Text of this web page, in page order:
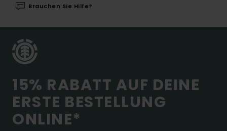
Brauchen Sie Hilfe?
15% RABATT AUF DEINE
ERSTE BESTELLUNG
ONLINE*